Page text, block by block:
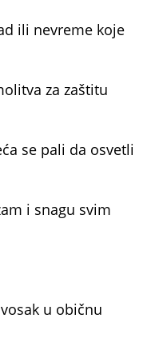
ili nevreme koje
za zaštitu
se pali da osvetli
i snagu svim
u običnu